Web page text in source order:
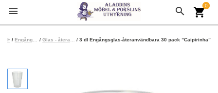
menu search 0
shopping_cart
Hem
/ / / 3 dl Engångsglas-återanvändbara 30 pack ”Caipirinha”